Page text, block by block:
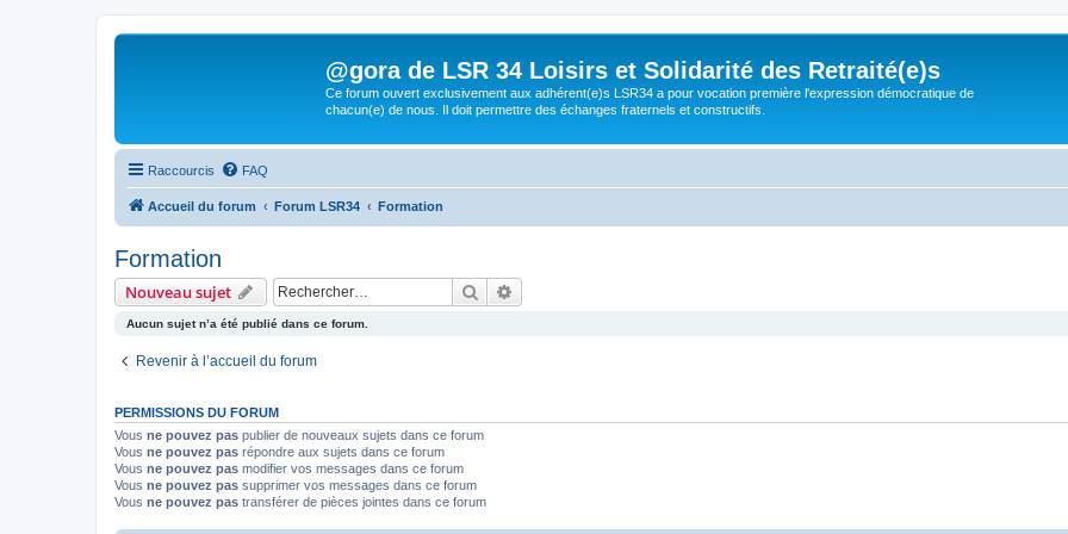
@gora de LSR 34 Loisirs et Solidarité des Retraité(e)s
Ce forum ouvert exclusivement aux adhérent(e)s LSR34 a pour vocation première l'expression démocratique de
chacun(e) de nous. Il doit permettre des échanges fraternels et constructifs.
Raccourcis FAQ
Accueil du forum Forum LSR34 Formation
Formation
Nouveau sujet Rechercher
Aucun sujet n’a été publié dans ce forum.
Revenir à l’accueil du forum
PERMISSIONS DU FORUM
Vous ne pouvez pas publier de nouveaux sujets dans ce forum
Vous ne pouvez pas répondre aux sujets dans ce forum
Vous ne pouvez pas modifier vos messages dans ce forum
Vous ne pouvez pas supprimer vos messages dans ce forum
Vous ne pouvez pas transférer de pièces jointes dans ce forum